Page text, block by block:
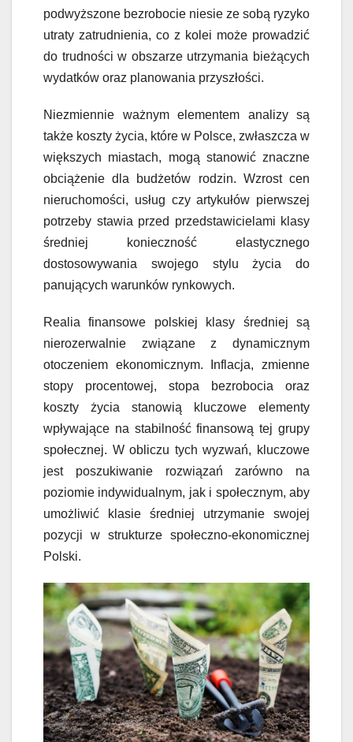
podwyższone bezrobocie niesie ze sobą ryzyko
utraty zatrudnienia, co z kolei może prowadzić
do trudności w obszarze utrzymania bieżących
wydatków oraz planowania przyszłości.
Niezmiennie ważnym elementem analizy są
także koszty życia, które w Polsce, zwłaszcza w
większych miastach, mogą stanowić znaczne
obciążenie dla budżetów rodzin. Wzrost cen
nieruchomości, usług czy artykułów pierwszej
potrzeby stawia przed przedstawicielami klasy
średniej konieczność elastycznego
dostosowywania swojego stylu życia do
panujących warunków rynkowych.
Realia finansowe polskiej klasy średniej są
nierozerwalnie związane z dynamicznym
otoczeniem ekonomicznym. Inflacja, zmienne
stopy procentowej, stopa bezrobocia oraz
koszty życia stanowią kluczowe elementy
wpływające na stabilność finansową tej grupy
społecznej. W obliczu tych wyzwań, kluczowe
jest poszukiwanie rozwiązań zarówno na
poziomie indywidualnym, jak i społecznym, aby
umożliwić klasie średniej utrzymanie swojej
pozycji w strukturze społeczno-ekonomicznej
Polski.